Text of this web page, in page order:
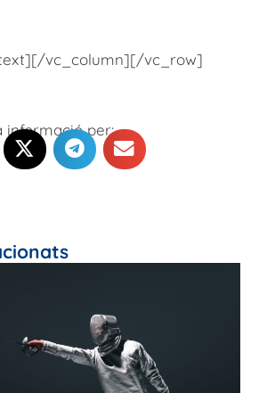
vc_column][/vc_row]
informació per: